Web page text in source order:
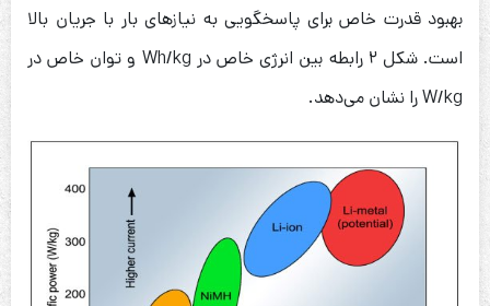
بهبود قدرت خاص برای پاسخگویی به نیازهای بار با جریان بالا
است. شکل ۲ رابطه بین انرژی خاص در Wh/kg و توان خاص در
W/kg را نشان می‌دهد.